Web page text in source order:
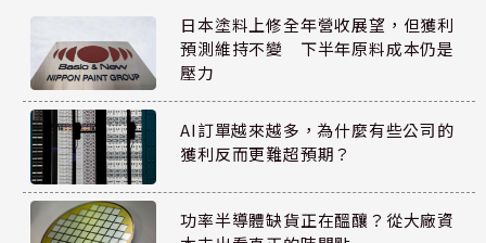
日本塗料上修全年營收展望，但獲利
預測維持不變 下半年原料成本仍是
壓力
AI訂單越來越多，為什麼有些公司的
獲利反而更難超預期？
功率半導體缺貨正在醞釀？從大廠資